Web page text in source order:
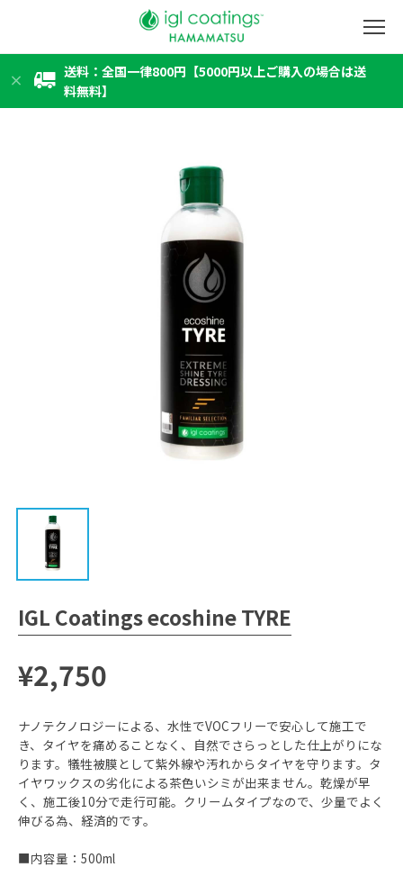
送料：全国一律800円【5000円以上ご購入の場合は送
料無料】
IGL Coatings ecoshine TYRE
¥2,750
ナノテクノロジーによる、水性でVOCフリーで安心して施工で
き、タイヤを痛めることなく、自然でさらっとした仕上がりにな
ります。犠牲被膜として紫外線や汚れからタイヤを守ります。タ
イヤワックスの劣化による茶色いシミが出来ません。乾燥が早
く、施工後10分で走行可能。クリームタイプなので、少量でよく
伸びる為、経済的です。
■内容量：500ml